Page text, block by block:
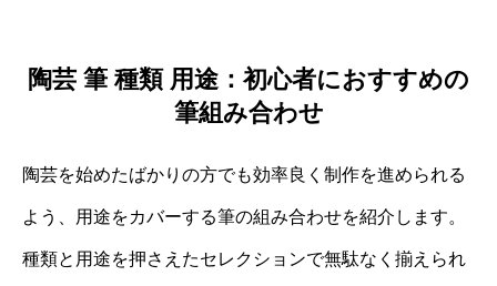
陶芸 筆 種類 用途：初心者におすすめの
筆組み合わせ
陶芸を始めたばかりの方でも効率良く制作を進められる
よう、用途をカバーする筆の組み合わせを紹介します。
種類と用途を押さえたセレクションで無駄なく揃えられ